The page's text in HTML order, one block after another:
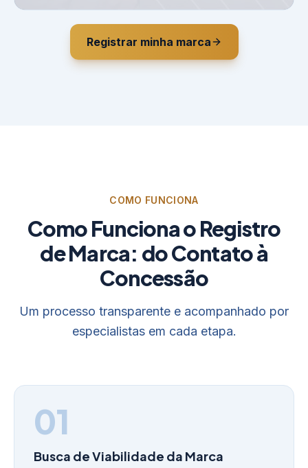
Registrar minha marca
COMO FUNCIONA
Como Funciona o Registro
de Marca: do Contato à
Concessão
Um processo transparente e acompanhado por
especialistas em cada etapa.
01
Busca de Viabilidade da Marca